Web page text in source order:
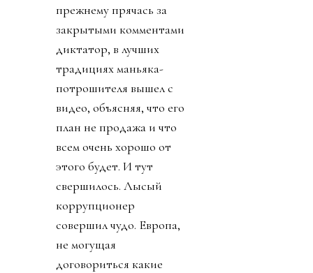
прежнему прячась за
закрытыми комментами
диктатор, в лучших
традициях маньяка-
потрошителя вышел с
видео, объясняя, что его
план не продажа и что
всем очень хорошо от
этого будет. И тут
свершилось. Лысый
коррупционер
совершил чудо. Европа,
не могущая
договориться какие